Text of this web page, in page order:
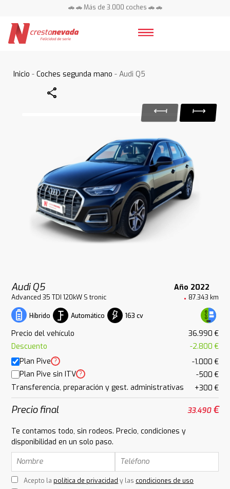
🚗 🚗 Más de 3.000 coches 🚗 🚗
Inicio -Coches segunda mano - Audi Q5
Share
Audi Q5 Año 2022
Advanced 35 TDI 120kW S tronic 87.343 km
Híbrido Automático 163 cv
Precio del vehículo
36.990 €
Descuento
-2.800 €
Plan Pive ?
-1.000 €
Plan Pive sin ITV ?
-500 €
Transferencia, preparación y gest. administrativas
+300 €
Precio final 33.490€
Te contamos todo, sin rodeos. Precio, condiciones y
disponibilidad en un solo paso.
Acepto la política de privacidad y las condiciones de uso